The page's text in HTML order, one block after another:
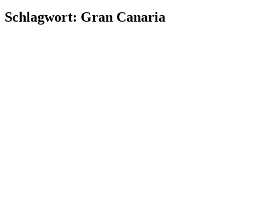
Schlagwort: Gran Canaria